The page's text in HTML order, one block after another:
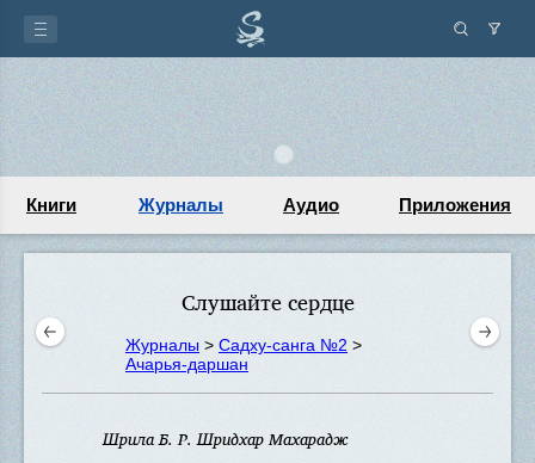
Книги Журналы Аудио Приложения
Слушайте сердце
Журналы > Садху-санга №2 >
Ачарья-даршан
Шрила Б. Р. Шридхар Махарадж